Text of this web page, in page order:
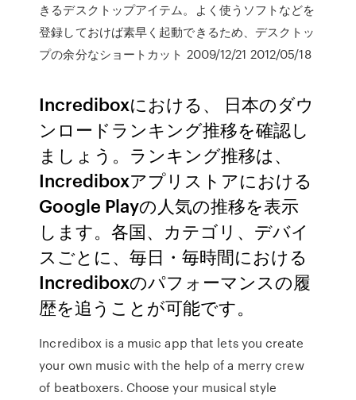
きるデスクトップアイテム。よく使うソフトなどを
登録しておけば素早く起動できるため、デスクトッ
プの余分なショートカット 2009/12/21 2012/05/18
Incrediboxにおける、 日本のダウ
ンロードランキング推移を確認し
ましょう。ランキング推移は、
Incrediboxアプリストアにおける
Google Playの人気の推移を表示
します。各国、カテゴリ、デバイ
スごとに、毎日・毎時間における
Incrediboxのパフォーマンスの履
歴を追うことが可能です。
Incredibox is a music app that lets you create
your own music with the help of a merry crew
of beatboxers. Choose your musical style